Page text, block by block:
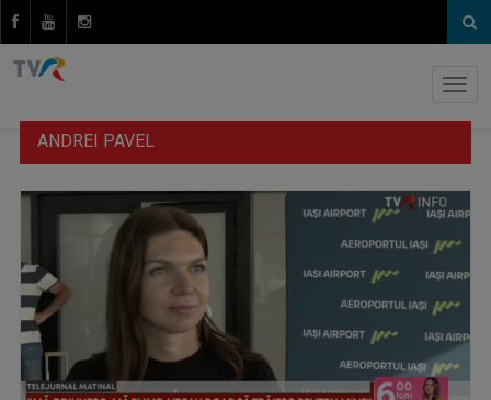
ANDREI PAVEL